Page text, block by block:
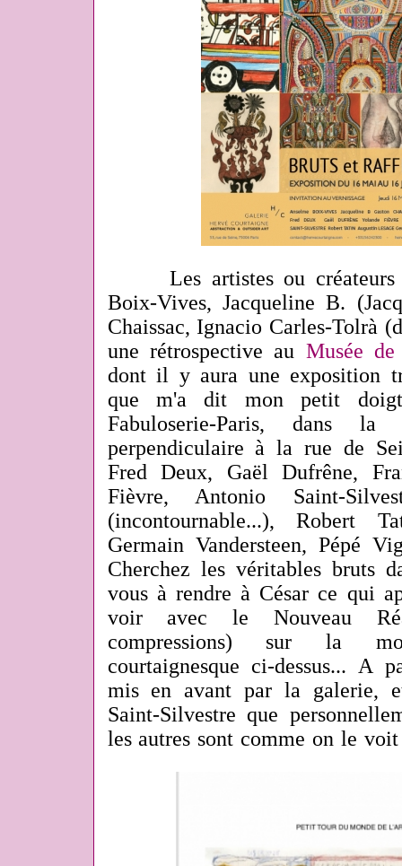
Les artistes ou créateurs
Boix-Vives, Jacqueline B.
Chaissac, Ignacio Carles-Tolrà
une rétrospective au Musée
dont il y aura une exposition
que m'a dit mon petit
Fabuloserie-Paris, dans
perpendiculaire à la rue de
Fred Deux, Gaël Dufrêne,
Fièvre, Antonio Saint-
(incontournable...), Robert
Germain Vandersteen, Pépé
Cherchez les véritables bruts
vous à rendre à César ce qui
voir avec le Nouveau
compressions) sur la
courtaignesque ci-dessus... A
mis en avant par la galerie,
Saint-Silvestre que
les autres sont comme on le